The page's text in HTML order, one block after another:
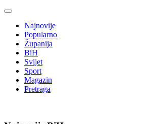
Najnovije
Popularno
Županija
BiH
Svijet
Sport
Magazin
Pretraga